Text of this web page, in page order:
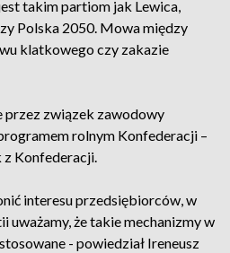
takim partiom jak Lewica,
Polska 2050. Mowa między
klatkowego czy zakazie
przez związek zawodowy
rolnym Konfederacji –
z Konfederacji.
interesu przedsiębiorców, w
że takie mechanizmy w
- powiedział Ireneusz